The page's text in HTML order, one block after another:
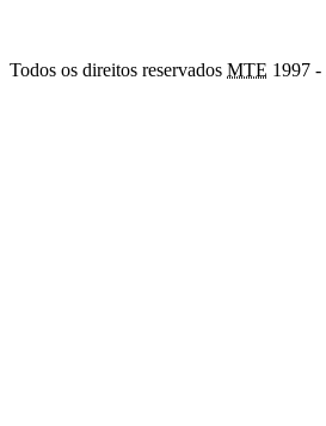
Todos os direitos reservados MTE 1997 -